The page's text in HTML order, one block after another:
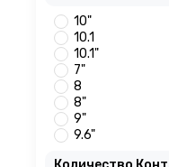
Archos 70B
Archos 70B
Archos 70C
Archos 70 Neon
WiFi
Archos Access
Archos Core 70
(AC70CR3GV2)
BB-Mobile
10"
10.1
10.1"
7"
8
8"
9"
9.6"